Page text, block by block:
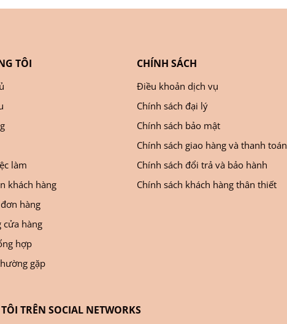
TÔI
làm
khách hàng
hàng
cửa hàng
hợp
gặp
CHÍNH SÁCH
Điều khoản dịch vụ
Chính sách đại lý
Chính sách bảo mật
Chính sách giao hàng và thanh toán
Chính sách đổi trả và bảo hành
Chính sách khách hàng thân thiết
TRÊN SOCIAL NETWORKS